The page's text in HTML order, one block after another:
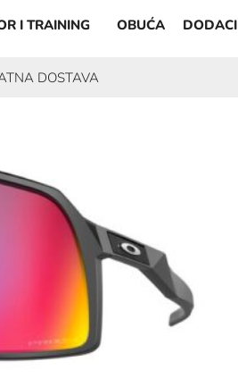
I TRAINING OBUĆA DODACI
DOSTAVA